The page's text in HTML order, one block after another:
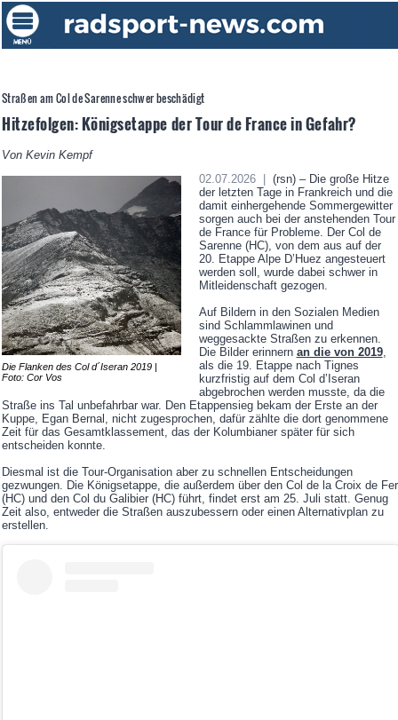
Straßen am Col de Sarenne schwer beschädigt
Hitzefolgen: Königsetappe der Tour de France in Gefahr?
Von Kevin Kempf
Die Flanken des Col d´Iseran 2019 |
Foto: Cor Vos
02.07.2026 |
(rsn) – Die große Hitze
der letzten Tage in Frankreich und die
damit einhergehende Sommergewitter
sorgen auch bei der anstehenden Tour
de France für Probleme. Der Col de
Sarenne (HC), von dem aus auf der
20. Etappe Alpe D’Huez angesteuert
werden soll, wurde dabei schwer in
Mitleidenschaft gezogen.
Auf Bildern in den Sozialen Medien
sind Schlammlawinen und
weggesackte Straßen zu erkennen.
Die Bilder erinnern an die von 2019,
als die 19. Etappe nach Tignes
kurzfristig auf dem Col d’Iseran
abgebrochen werden musste, da die
Straße ins Tal unbefahrbar war. Den Etappensieg bekam der Erste an der
Kuppe, Egan Bernal, nicht zugesprochen, dafür zählte die dort genommene
Zeit für das Gesamtklassement, das der Kolumbianer später für sich
entscheiden konnte.
Diesmal ist die Tour-Organisation aber zu schnellen Entscheidungen
gezwungen. Die Königsetappe, die außerdem über den Col de la Croix de Fer
(HC) und den Col du Galibier (HC) führt, findet erst am 25. Juli statt. Genug
Zeit also, entweder die Straßen auszubessern oder einen Alternativplan zu
erstellen.